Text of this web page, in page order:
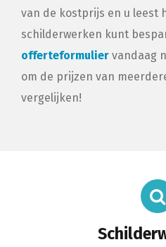
van de kostprijs en u leest
schilderwerken kunt
offerteformulier vandaag
om de prijzen van
vergelijken!